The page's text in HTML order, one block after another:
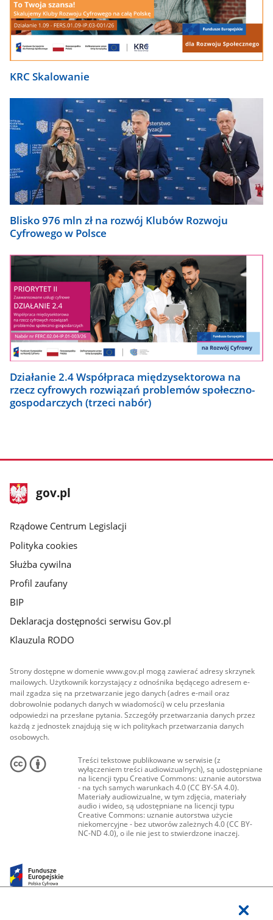
KRC Skalowanie
Blisko 976 mln zł na rozwój Klubów Rozwoju
Cyfrowego w Polsce
Działanie 2.4 Współpraca międzysektorowa na
rzecz cyfrowych rozwiązań problemów społeczno-
gospodarczych (trzeci nabór)
stopka
gov.plStrona
gov.pl
Rządowe Centrum Legislacji
Polityka cookies
Służba cywilna
Profil zaufany
BIP
Deklaracja dostępności serwisu Gov.pl
Klauzula RODO
Strony dostępne w domenie www.gov.pl mogą zawierać adresy skrzynek
mailowych. Użytkownik korzystający z odnośnika będącego adresem e-
mail zgadza się na przetwarzanie jego danych (adres e-mail oraz
dobrowolnie podanych danych w wiadomości) w celu przesłania
odpowiedzi na przesłane pytania. Szczegóły przetwarzania danych przez
każdą z jednostek znajdują się w ich politykach przetwarzania danych
osobowych.
Treści tekstowe publikowane w serwisie (z
wyłączeniem treści audiowizualnych), są udostępniane
na licencji typu Creative Commons: uznanie autorstwa
- na tych samych warunkach 4.0 (CC BY-SA 4.0).
Materiały audiowizualne, w tym zdjęcia, materiały
audio i wideo, są udostępniane na licencji typu
Creative Commons: uznanie autorstwa użycie
niekomercyjne - bez utworów zależnych 4.0 (CC BY-
NC-ND 4.0), o ile nie jest to stwierdzone inaczej.